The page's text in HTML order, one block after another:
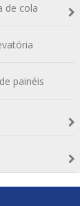
de cola
painéis